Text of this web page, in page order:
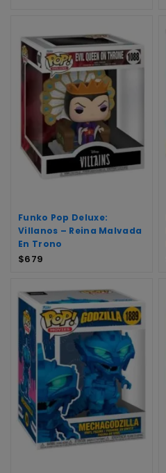
Funko Pop Deluxe:
Villanos – Reina Malvada
En Trono
$679